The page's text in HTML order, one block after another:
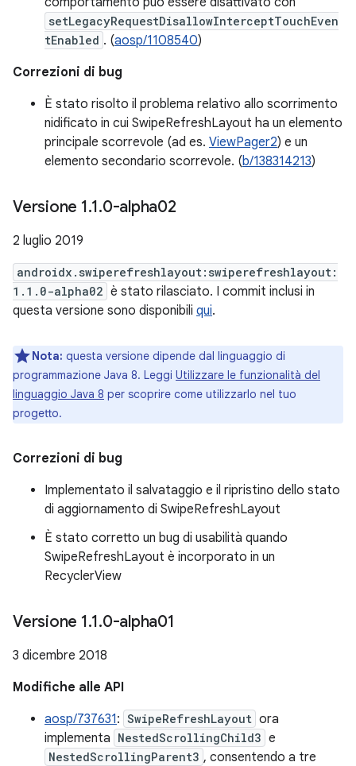
setLegacyRequestDisallowInterceptTouchEven
tEnabled . (aosp/1108540)
Correzioni di bug
È stato risolto il problema relativo allo scorrimento
nidificato in cui SwipeRefreshLayout ha un elemento
principale scorrevole (ad es. ViewPager2) e un
elemento secondario scorrevole. (b/138314213)
Versione 1.1.0-alpha02
2 luglio 2019
androidx.swiperefreshlayout:swiperefreshlayout:
1.1.0-alpha02 è stato rilasciato. I commit inclusi in
questa versione sono disponibili qui.
Nota: questa versione dipende dal linguaggio di
programmazione Java 8. Leggi Utilizzare le funzionalità del
linguaggio Java 8 per scoprire come utilizzarlo nel tuo
progetto.
Correzioni di bug
Implementato il salvataggio e il ripristino dello stato
di aggiornamento di SwipeRefreshLayout
È stato corretto un bug di usabilità quando
SwipeRefreshLayout è incorporato in un
RecyclerView
Versione 1.1.0-alpha01
3 dicembre 2018
Modifiche alle API
aosp/737631: SwipeRefreshLayout ora
implementa NestedScrollingChild3 e
NestedScrollingParent3 , consentendo a tre